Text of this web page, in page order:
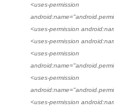
<uses-permission
<uses-permission
<uses-permission
<uses-permission
<uses-permission
<uses-permission